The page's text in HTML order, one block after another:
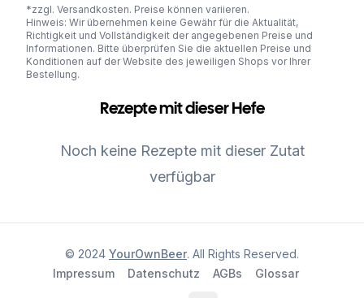
*zzgl. Versandkosten. Preise können variieren.
Hinweis: Wir übernehmen keine Gewähr für die Aktualität,
Richtigkeit und Vollständigkeit der angegebenen Preise und
Informationen. Bitte überprüfen Sie die aktuellen Preise und
Konditionen auf der Website des jeweiligen Shops vor Ihrer
Bestellung.
Rezepte mit dieser Hefe
Noch keine Rezepte mit dieser Zutat
verfügbar
© 2024 YourOwnBeer. All Rights Reserved.
Impressum
Datenschutz AGBs Glossar